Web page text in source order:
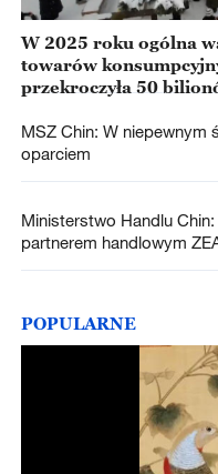
W 2025 roku ogólna
towarów
przekroczyła 50
MSZ Chin: W niepewnym
oparciem
Ministerstwo Handlu
partnerem handlowym
POPULARNE